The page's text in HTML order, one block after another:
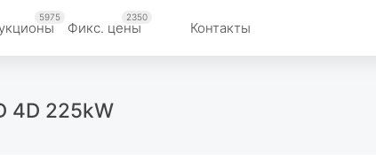
5975
Фикс. цены
2350
Контакты
4D 225kW